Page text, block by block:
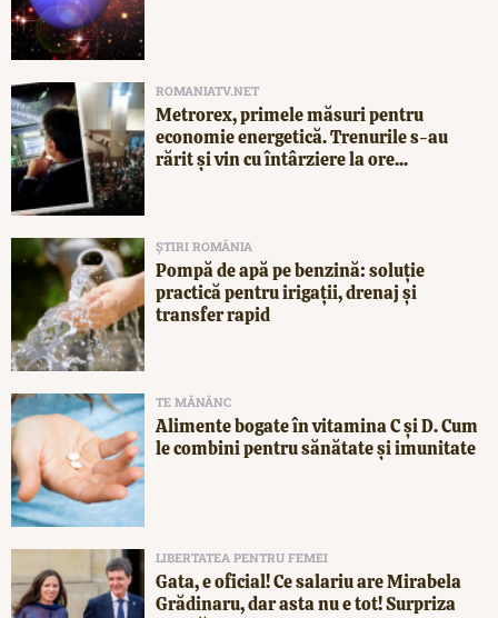
ROMANIATV.NET
Metrorex, primele măsuri pentru
economie energetică. Trenurile s-au
rărit și vin cu întârziere la ore...
ȘTIRI ROMÂNIA
Pompă de apă pe benzină: soluție
practică pentru irigații, drenaj și
transfer rapid
TE MĂNÂNC
Alimente bogate în vitamina C și D. Cum
le combini pentru sănătate și imunitate
LIBERTATEA PENTRU FEMEI
Gata, e oficial! Ce salariu are Mirabela
Grădinaru, dar asta nu e tot! Surpriza